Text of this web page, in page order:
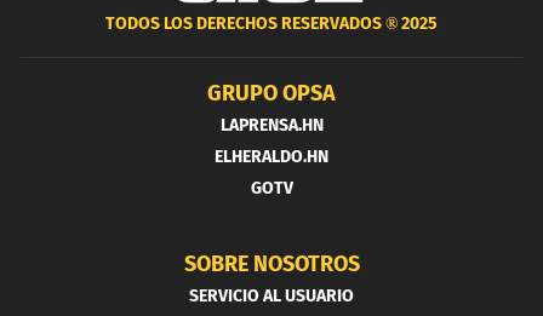
TODOS LOS DERECHOS RESERVADOS ®2025
GRUPO OPSA
LAPRENSA.HN
ELHERALDO.HN
GOTV
SOBRE NOSOTROS
SERVICIO AL USUARIO